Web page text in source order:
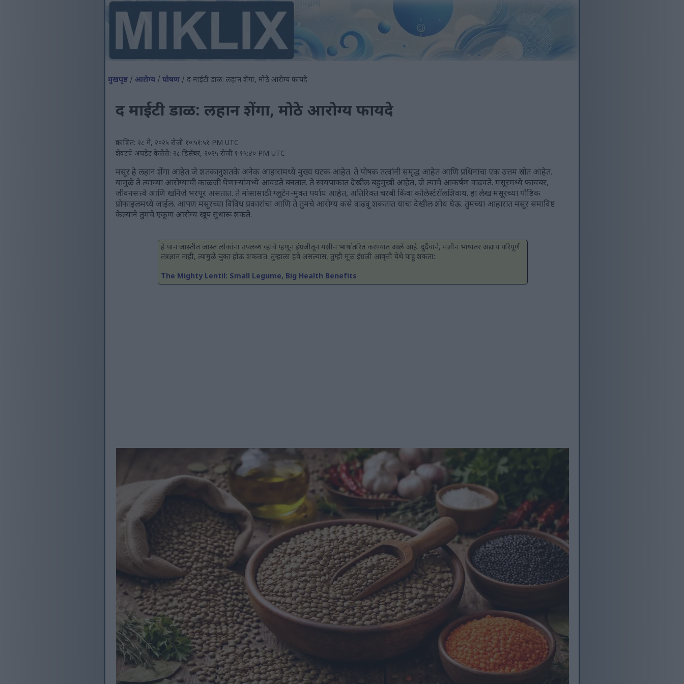
मुखपृष्ठ / आरोग्य / पोषण / द माईटी डाळ: लहान शेंगा, मोठे आरोग्य फायदे
द माईटी डाळ: लहान शेंगा, मोठे आरोग्य फायदे
प्रकाशित: २८ मे, २०२५ रोजी १०:५१:५१ PM UTC
शेवटचे अपडेट केलेले: २८ डिसेंबर, २०२५ रोजी १:१५:४० PM UTC
मसूर हे लहान शेंगा आहेत जे शतकानुशतके अनेक आहारांमध्ये मुख्य घटक आहेत. ते पोषक तत्वांनी समृद्ध आहेत आणि प्रथिनांचा एक उत्तम स्रोत आहेत.
यामुळे ते त्यांच्या आरोग्याची काळजी घेणाऱ्यांमध्ये आवडते बनतात. ते स्वयंपाकात देखील बहुमुखी आहेत, जे त्यांचे आकर्षण वाढवते. मसूरमध्ये फायबर,
जीवनसत्त्वे आणि खनिजे भरपूर असतात. ते मांसासाठी ग्लूटेन-मुक्त पर्याय आहेत, अतिरिक्त चरबी किंवा कोलेस्टेरॉलशिवाय. हा लेख मसूरच्या पौष्टिक
प्रोफाइलमध्ये जाईल. आपण मसूरच्या विविध प्रकारांचा आणि ते तुमचे आरोग्य कसे वाढवू शकतात याचा देखील शोध घेऊ. तुमच्या आहारात मसूर समाविष्ट
केल्याने तुमचे एकूण आरोग्य खूप सुधारू शकते.
हे पान जास्तीत जास्त लोकांना उपलब्ध व्हावे म्हणून इंग्रजीतून मशीन भाषांतरित करण्यात आले आहे. दुर्दैवाने, मशीन भाषांतर अद्याप परिपूर्ण
तंत्रज्ञान नाही, त्यामुळे चुका होऊ शकतात. तुम्हाला हवे असल्यास, तुम्ही मूळ इंग्रजी आवृत्ती येथे पाहू शकता:
The Mighty Lentil: Small Legume, Big Health Benefits